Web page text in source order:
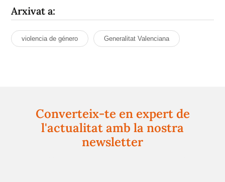
Arxivat a:
violencia de género Generalitat Valenciana
Converteix-te en expert de
l'actualitat amb la nostra
newsletter